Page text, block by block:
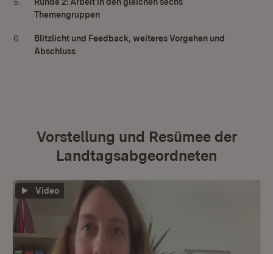
Themengruppen
6.
Blitzlicht und Feedback, weiteres Vorgehen und
Abschluss
Vorstellung und Resümee der
Landtagsabgeordneten
Video